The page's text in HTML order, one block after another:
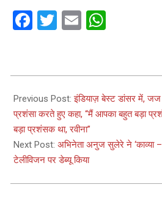
Facebook
Twitter
Email
09-
07
Previous Post:इंडियाज़ बेस्ट डांसर में,
प्रशंसा करते हुए कहा, “मैं आपका बहुत बड़ा
बड़ा प्रशंसक था, रवीना”
Next Post: अभिनेता अनुज सुलेरे ने ‘काव्या
टेलीविजन पर डेब्यू किया